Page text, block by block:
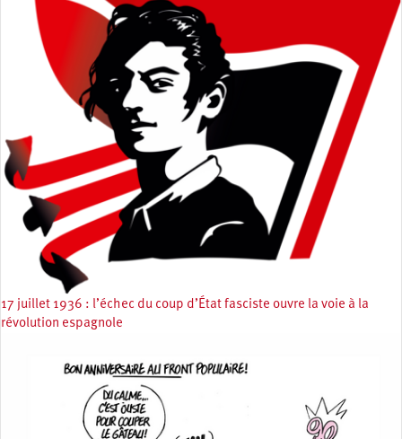
17 juillet 1936 : l’échec du coup d’État fasciste ouvre la voie à la
révolution espagnole